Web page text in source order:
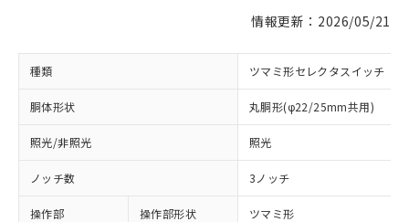
情報更新：2026/05/21
種類 ツマミ形セレクタスイッチ
胴体形状 丸胴形(φ22/25mm共用)
照光/非照光 照光
ノッチ数 3ノッチ
操作部 操作部形状 ツマミ形